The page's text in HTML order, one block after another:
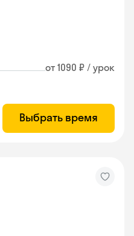
от 1090 ₽ / урок
Выбрать время